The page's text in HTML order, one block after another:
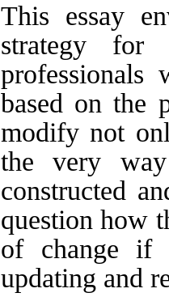
This essay
strategy for
based on the
modify not
the very
constructed
question how
of change if
updating and